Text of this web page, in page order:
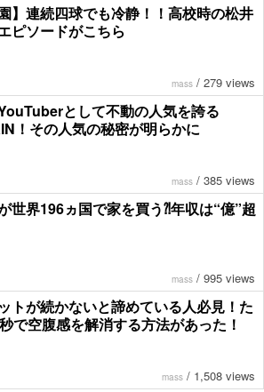
園】連続四球でも冷静！！高校時の松井
ピソードがこちら
mass / 279 views
として不動の人気を誇る
！その人気の秘密が明らかに
mass / 385 views
世界196ヵ国で家を買う⁈年収は“億”超
mass / 995 views
トが続かないと諦めている人必見！た
で空腹感を解消する方法があった！
mass / 1,508 views